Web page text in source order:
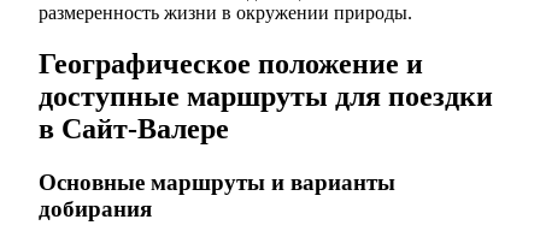
размеренность жизни в окружении природы.
Географическое положение и
доступные маршруты для поездки
в Сайт-Валере
Основные маршруты и варианты
добирания